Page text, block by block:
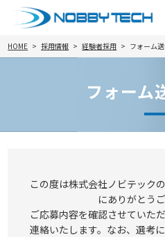
HOME 採用情報 経験者採用 フォーム
フォーム
この度は株式会社ノビテック
にありがとう
ご応募内容を確認させていた
連絡いたします。なお、選考